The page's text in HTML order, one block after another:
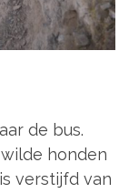
de bus.
honden
verstijfd van